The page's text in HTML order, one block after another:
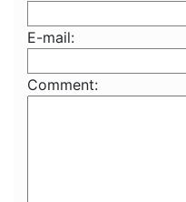
E-mail:
Comment: